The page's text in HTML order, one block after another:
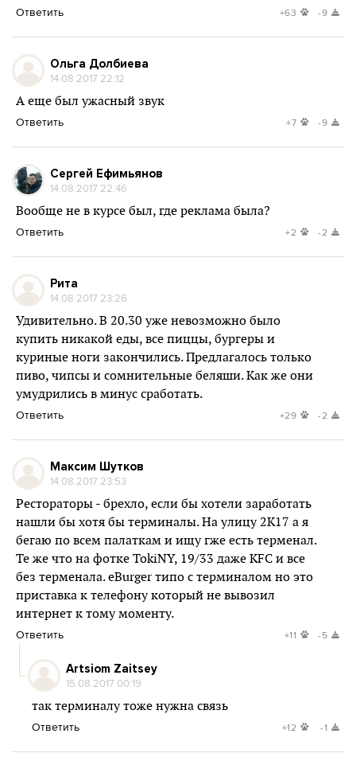
Ответить +63 -9
Ольга Долбиева
14.08.2017 22:12
А еще был ужасный звук
Ответить +7 -9
Сергей Ефимьянов
14.08.2017 22:46
Вообще не в курсе был, где реклама была?
Ответить +2 -2
Рита
14.08.2017 23:26
Удивительно. В 20.30 уже невозможно было
купить никакой еды, все пиццы, бургеры и
куриные ноги закончились. Предлагалось только
пиво, чипсы и сомнительные беляши. Как же они
умудрились в минус сработать.
Ответить +29 -2
Максим Шутков
14.08.2017 23:53
Рестораторы - брехло, если бы хотели заработать
нашли бы хотя бы терминалы. На улицу 2К17 а я
бегаю по всем палаткам и ищу гже есть терменал.
Те же что на фотке TokiNY, 19/33 даже KFC и все
без терменала. eBurger типо с терминалом но это
приставка к телефону который не вывозил
интернет к тому моменту.
Ответить +11 -5
Artsiom Zaitsey
15.08.2017 00:19
так терминалу тоже нужна связь
Ответить +12 -1